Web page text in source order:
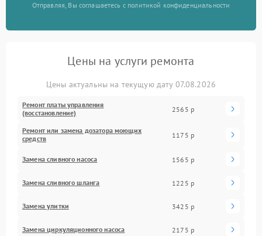
Отправляя, Вы соглашаетесь с политикой конфиденциальности
Цены на услуги ремонта
Цены актуальны на текущую дату 07.08.2026
Ремонт платы управления
(восстановление)
2565 р
Ремонт или замена дозатора моющих
средств
1175 р
Замена сливного насоса 1565 р
Замена сливного шланга 1225 р
Замена улитки 3425 р
Замена циркуляционного насоса 2175 р